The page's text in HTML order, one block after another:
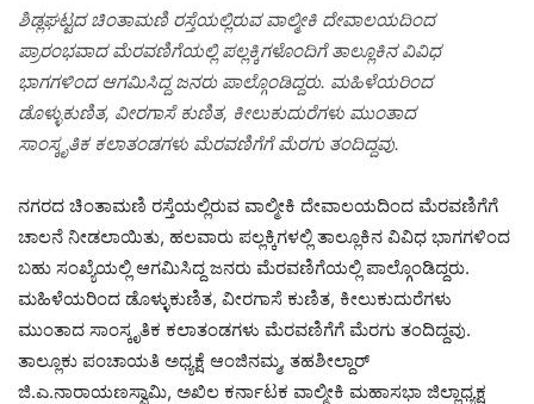
ಶಿಡ್ಲಘಟ್ಟದ ಚಿಂತಾಮಣಿ ರಸ್ತೆಯಲ್ಲಿರುವ ವಾಲ್ಮೀಕಿ ದೇವಾಲಯದಿಂದ
ಪ್ರಾರಂಭವಾದ ಮೆರವಣಿಗೆಯಲ್ಲಿ ಪಲ್ಲಕ್ಕಿಗಳೊಂದಿಗೆ ತಾಲ್ಲೂಕಿನ ವಿವಿಧ
ಭಾಗಗಳಿಂದ ಆಗಮಿಸಿದ್ದ ಜನರು ಪಾಲ್ಗೊಂಡಿದ್ದರು. ಮಹಿಳೆಯರಿಂದ
ಡೊಳ್ಳುಕುಣಿತ, ವೀರಗಾಸೆ ಕುಣಿತ, ಕೀಲುಕುದುರೆಗಳು ಮುಂತಾದ
ಸಾಂಸ್ಕೃತಿಕ ಕಲಾತಂಡಗಳು ಮೆರವಣಿಗೆಗೆ ಮೆರಗು ತಂದಿದ್ದವು.
ನಗರದ ಚಿಂತಾಮಣಿ ರಸ್ತೆಯಲ್ಲಿರುವ ವಾಲ್ಮೀಕಿ ದೇವಾಲಯದಿಂದ ಮೆರವಣಿಗೆಗೆ
ಚಾಲನೆ ನೀಡಲಾಯಿತು, ಹಲವಾರು ಪಲ್ಲಕ್ಕಿಗಳಲ್ಲಿ ತಾಲ್ಲೂಕಿನ ವಿವಿಧ ಭಾಗಗಳಿಂದ
ಬಹು ಸಂಖ್ಯೆಯಲ್ಲಿ ಆಗಮಿಸಿದ್ದ ಜನರು ಮೆರವಣಿಗೆಯಲ್ಲಿ ಪಾಲ್ಗೊಂಡಿದ್ದರು.
ಮಹಿಳೆಯರಿಂದ ಡೊಳ್ಳುಕುಣಿತ, ವೀರಗಾಸೆ ಕುಣಿತ, ಕೀಲುಕುದುರೆಗಳು
ಮುಂತಾದ ಸಾಂಸ್ಕೃತಿಕ ಕಲಾತಂಡಗಳು ಮೆರವಣಿಗೆಗೆ ಮೆರಗು ತಂದಿದ್ದವು.
ತಾಲ್ಲೂಕು ಪಂಚಾಯತಿ ಅಧ್ಯಕ್ಷೆ ಆಂಜಿನಮ್ಮ, ತಹಶೀಲ್ದಾರ್
ಜಿ.ಎ.ನಾರಾಯಣಸ್ವಾಮಿ, ಅಖಿಲ ಕರ್ನಾಟಕ ವಾಲ್ಮೀಕಿ ಮಹಾಸಭಾ ಜಿಲ್ಲಾಧ್ಯಕ್ಷ